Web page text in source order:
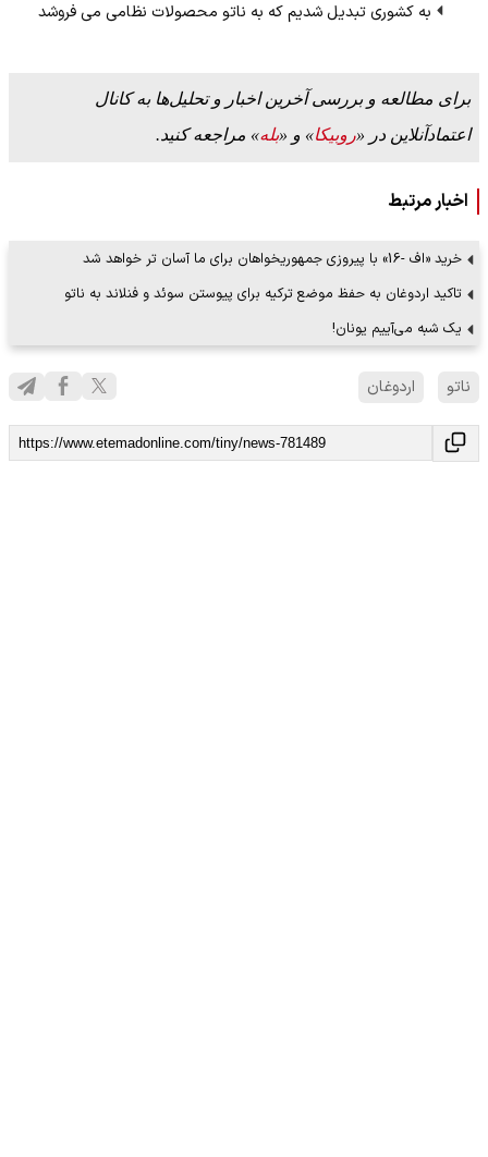
به کشوری تبدیل شدیم که به ناتو محصولات نظامی می فروشد
برای مطالعه و بررسی آخرین اخبار و تحلیل‌ها به کانال
اعتمادآنلاین در «روبیکا» و «بله» مراجعه کنید.
اخبار مرتبط
خرید «اف -16» با پیروزی جمهوریخواهان برای ما آسان تر خواهد شد
تاکید اردوغان به حفظ موضع ترکیه برای پیوستن سوئد و فنلاند به ناتو
یک شبه می‌آییم یونان!
ناتو اردوغان